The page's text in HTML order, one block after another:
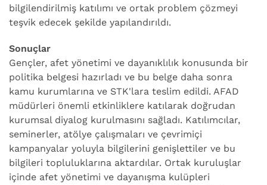
bilgilendirilmiş katılımı ve ortak problem çözmeyi
teşvik edecek şekilde yapılandırıldı.
Sonuçlar
Gençler, afet yönetimi ve dayanıklılık konusunda bir
politika belgesi hazırladı ve bu belge daha sonra
kamu kurumlarına ve STK'lara teslim edildi. AFAD
müdürleri önemli etkinliklere katılarak doğrudan
kurumsal diyalog kurulmasını sağladı. Katılımcılar,
seminerler, atölye çalışmaları ve çevrimiçi
kampanyalar yoluyla bilgilerini genişlettiler ve bu
bilgileri topluluklarına aktardılar. Ortak kuruluşlar
içinde afet yönetimi ve dayanışma kulüpleri